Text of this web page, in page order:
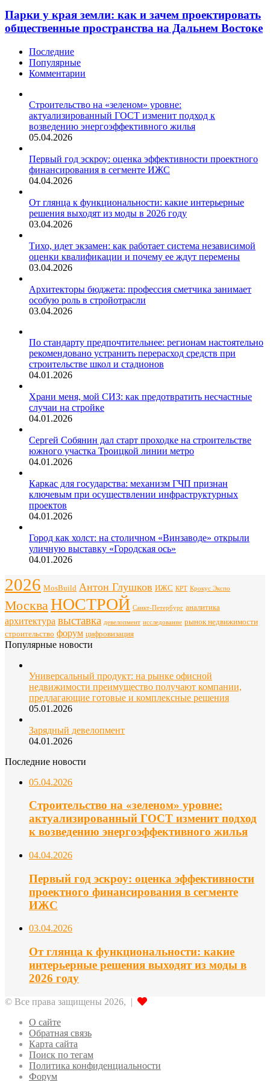
служб
в
квартиры
края
земли:
как
зачем
проектировать
общественные
Дальнем
Востоке
Парки у края земли: как и зачем проектировать
общественные пространства на Дальнем Востоке
Последние
Популярные
Комментарии
Строительство на «зеленом» уровне:
актуализированный ГОСТ изменит подход к
возведению энергоэффективного жилья
05.04.2026
Первый год эскроу: оценка эффективности проектного
финансирования в сегменте ИЖС
04.04.2026
От глянца к функциональности: какие интерьерные
решения выходят из моды в 2026 году
03.04.2026
Тихо, идет экзамен: как работает система независимой
оценки квалификации и почему ее ждут перемены
03.04.2026
Архитекторы бюджета: профессия сметчика занимает
особую роль в стройотрасли
03.04.2026
По стандарту предпочтительнее: регионам настоятельно
рекомендовано устранить перерасход средств при
строительстве школ и стадионов
04.01.2026
Храни меня, мой СИЗ: как предотвратить несчастные
случаи на стройке
04.01.2026
Сергей Собянин дал старт проходке на строительстве
южного участка Троицкой линии метро
04.01.2026
Каркас для государства: механизм ГЧП признан
ключевым при осуществлении инфраструктурных
проектов
04.01.2026
Город как холст: на столичном «Винзаводе» открыли
уличную выставку «Городская ось»
04.01.2026
2026 MosBuild Антон Глушков ИЖС КРТ Крокус Экспо
Москва НОСТРОЙ Санкт-Петербург аналитика
архитектура выставка девелопмент исследование рынок недвижимости
строительство форум цифровизация
Популярные новости
Универсальный продукт: на рынке офисной
недвижимости преимущество получают компании,
предлагающие готовые и комплексные решения
05.01.2026
Зарядный девелопмент
04.01.2026
Последние новости
05.04.2026
Строительство на «зеленом» уровне:
актуализированный ГОСТ изменит подход
к возведению энергоэффективного жилья
04.04.2026
Первый год эскроу: оценка эффективности
проектного финансирования в сегменте
ИЖС
03.04.2026
От глянца к функциональности: какие
интерьерные решения выходят из моды в
2026 году
© Все права защищены 2026, |
О сайте
Обратная связь
Карта сайта
Поиск по тегам
Политика конфиденциальности
Форум